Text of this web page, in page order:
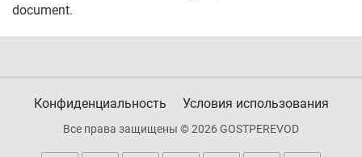
document.
Конфиденциальность Условия использования
Все права защищены © 2026 GOSTPEREVOD